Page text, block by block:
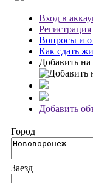
Вход в
Регистрация
Вопросы и
Как сдать
Добавить
Добавить
Город
Заезд